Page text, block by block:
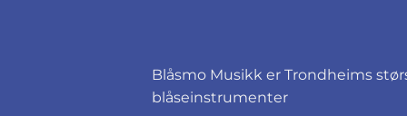
Blåsmo Musikk er Trondheims
blåseinstrumenter